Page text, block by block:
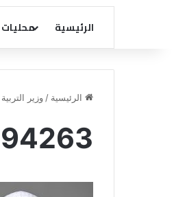
الرئيسية محليات
الرئيسية / وزير
94263